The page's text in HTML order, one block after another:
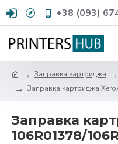
+38 (093)
Заправка картриджа
Заправка картриджа
Заправка
106R01378/